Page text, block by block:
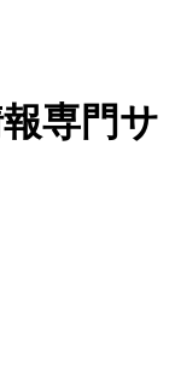
専門サ